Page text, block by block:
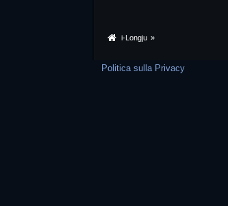
i-Longju »
Politica sulla Privacy